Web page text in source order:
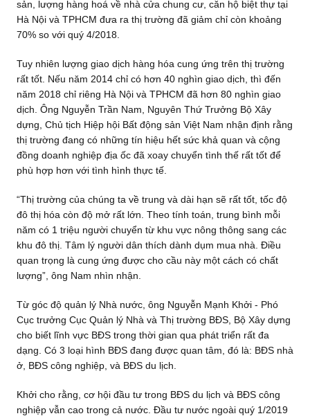
sản, lượng hàng hoá về nhà cửa chung cư, căn hộ biệt thự tại
Hà Nội và TPHCM đưa ra thị trường đã giảm chỉ còn khoảng
70% so với quý 4/2018.
Tuy nhiên lượng giao dịch hàng hóa cung ứng trên thị trường
rất tốt. Nếu năm 2014 chỉ có hơn 40 nghìn giao dịch, thì đến
năm 2018 chỉ riêng Hà Nội và TPHCM đã hơn 80 nghìn giao
dịch. Ông Nguyễn Trần Nam, Nguyên Thứ Trưởng Bộ Xây
dựng, Chủ tịch Hiệp hội Bất động sản Việt Nam nhận định rằng
thị trường đang có những tín hiệu hết sức khả quan và cộng
đồng doanh nghiệp địa ốc đã xoay chuyển tình thế rất tốt để
phù hợp hơn với tình hình thực tế.
“Thị trường của chúng ta về trung và dài hạn sẽ rất tốt, tốc độ
đô thị hóa còn độ mở rất lớn. Theo tính toán, trung bình mỗi
năm có 1 triệu người chuyển từ khu vực nông thông sang các
khu đô thị. Tâm lý người dân thích dành dụm mua nhà. Điều
quan trọng là cung ứng được cho cầu này một cách có chất
lượng”, ông Nam nhìn nhận.
Từ góc độ quản lý Nhà nước, ông Nguyễn Mạnh Khởi - Phó
Cục trưởng Cục Quản lý Nhà và Thị trường BĐS, Bộ Xây dựng
cho biết lĩnh vực BĐS trong thời gian qua phát triển rất đa
dạng. Có 3 loại hình BĐS đang được quan tâm, đó là: BĐS nhà
ở, BĐS công nghiệp, và BĐS du lịch.
Khởi cho rằng, cơ hội đầu tư trong BĐS du lịch và BĐS công
nghiệp vẫn cao trong cả nước. Đầu tư nước ngoài quý 1/2019